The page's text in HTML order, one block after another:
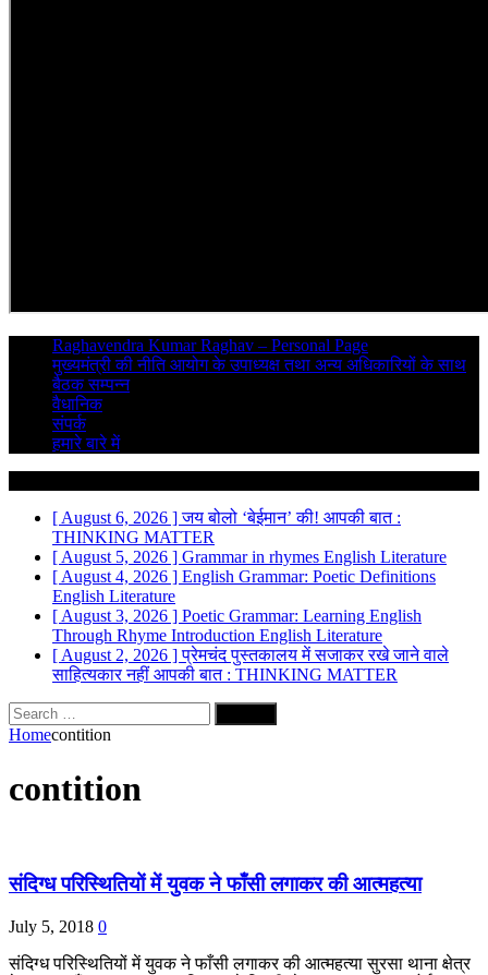
Raghavendra Kumar Raghav – Personal Page
मुख्यमंत्री की नीति आयोग के उपाध्यक्ष तथा अन्य अधिकारियों के साथ
बैठक सम्पन्न
वैधानिक
संपर्क
हमारे बारे में
[ August 6, 2026 ]जय बोलो ‘बेईमान’ की! आपकी बात :
THINKING MATTER
[ August 5, 2026 ] Grammar in rhymes English Literature
[ August 4, 2026 ] English Grammar: Poetic Definitions
English Literature
[ August 3, 2026 ] Poetic Grammar: Learning English
Through Rhyme Introduction English Literature
[ August 2, 2026 ]प्रेमचंद पुस्तकालय में सजाकर रखे जाने वाले
साहित्यकार नहीं आपकी बात : THINKING MATTER
Search
for:
Homecontition
contition
संदिग्ध परिस्थितियों में युवक ने फाँसी लगाकर की आत्महत्या
July 5, 2018 0
संदिग्ध परिस्थितियों में युवक ने फाँसी लगाकर की आत्महत्या सुरसा थाना क्षेत्र